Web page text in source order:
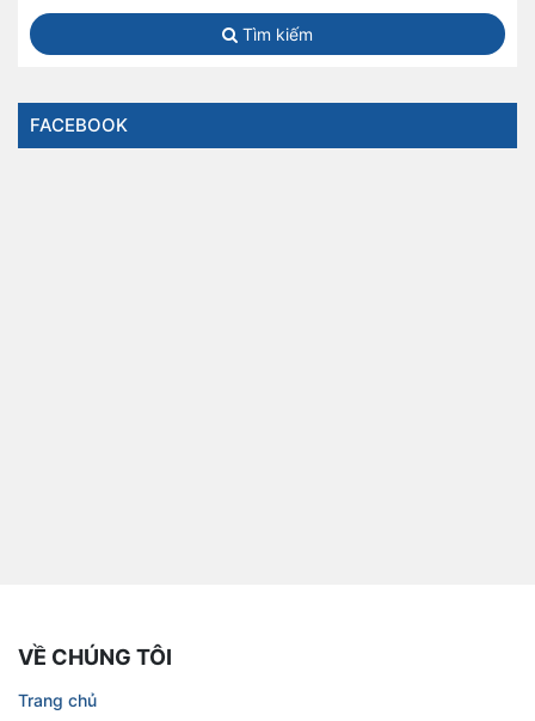
Tìm kiếm
FACEBOOK
VỀ CHÚNG TÔI
Trang chủ